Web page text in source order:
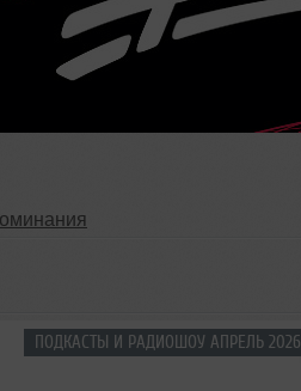
ПОДКАСТЫ И РАДИОШОУ АПРЕЛЬ 2026